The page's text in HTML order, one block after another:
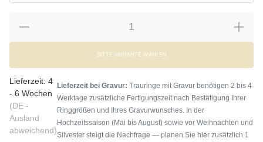
BITTE VARIANTE WÄHLEN
Lieferzeit: 4
- 6 Wochen
(DE -
Ausland
abweichend)
Lieferzeit bei Gravur: Trauringe mit Gravur benötigen 2 bis 4
Werktage zusätzliche Fertigungszeit nach Bestätigung Ihrer
Ringgrößen und Ihres Gravurwunsches. In der
Hochzeitssaison (Mai bis August) sowie vor Weihnachten und
Silvester steigt die Nachfrage — planen Sie hier zusätzlich 1